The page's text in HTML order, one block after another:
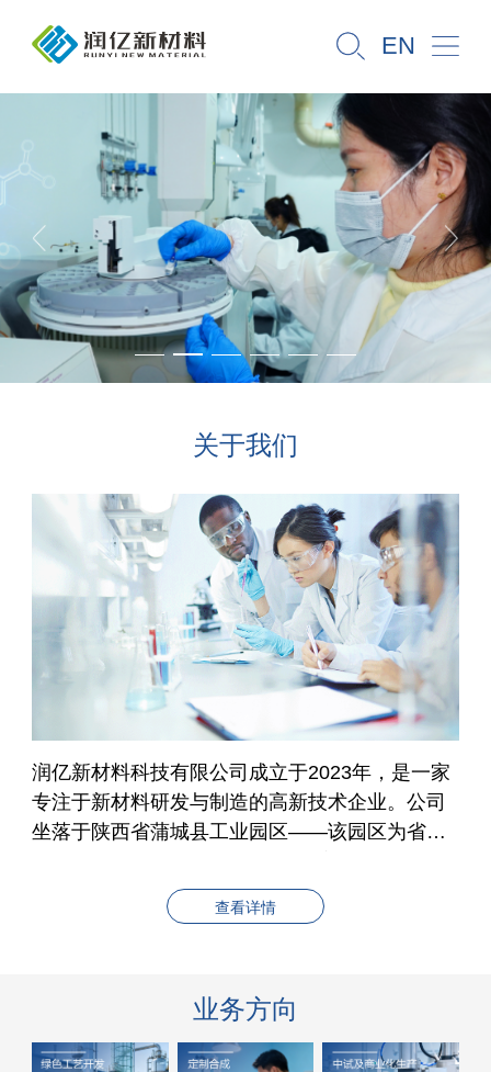
EN
关于我们
润亿新材料科技有限公司成立于2023年，是一家
专注于新材料研发与制造的高新技术企业。公司
坐落于陕西省蒲城县工业园区——该园区为省级
展新材料、精细化工等产业集群，具备优越的产
业配套与资源支持，为润亿新材料的可持续发展
查看详情
业务方向